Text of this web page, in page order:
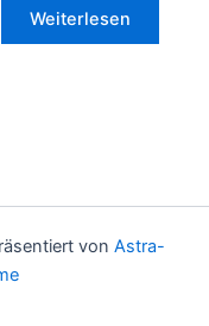
Weiterlesen
von Astra-